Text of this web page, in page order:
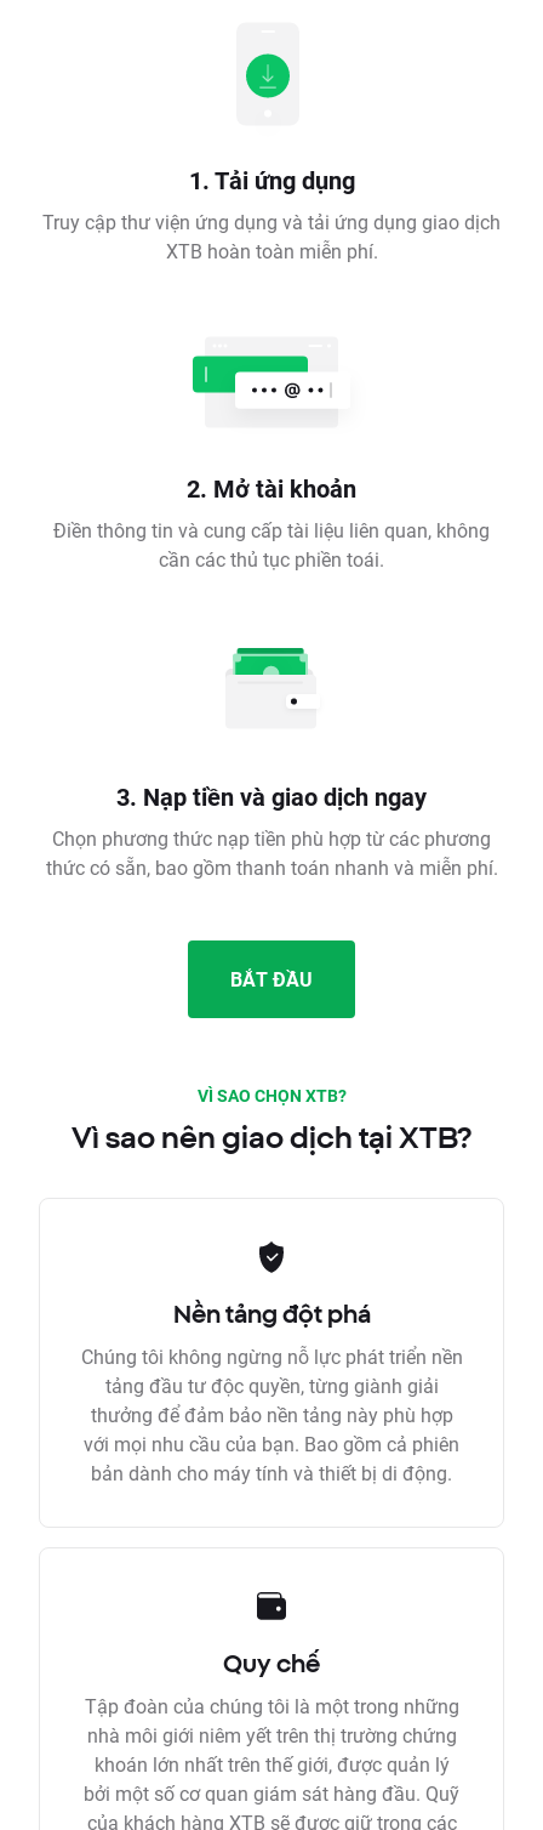
1. Tải ứng dụng
Truy cập thư viện ứng dụng và tải ứng dụng giao dịch
XTB hoàn toàn miễn phí.
2. Mở tài khoản
Điền thông tin và cung cấp tài liệu liên quan, không
cần các thủ tục phiền toái.
3. Nạp tiền và giao dịch ngay
Chọn phương thức nạp tiền phù hợp từ các phương
thức có sẵn, bao gồm thanh toán nhanh và miễn phí.
BẮT ĐẦU
VÌ SAO CHỌN XTB?
Vì sao nên giao dịch tại XTB?
Nền tảng đột phá
Chúng tôi không ngừng nỗ lực phát triển nền
tảng đầu tư độc quyền, từng giành giải
thưởng để đảm bảo nền tảng này phù hợp
với mọi nhu cầu của bạn. Bao gồm cả phiên
bản dành cho máy tính và thiết bị di động.
Quy chế
Tập đoàn của chúng tôi là một trong những
nhà môi giới niêm yết trên thị trường chứng
khoán lớn nhất trên thế giới, được quản lý
bởi một số cơ quan giám sát hàng đầu. Quỹ
của khách hàng XTB sẽ được giữ trong các